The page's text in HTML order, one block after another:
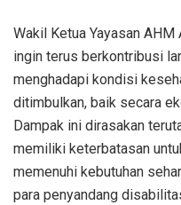
Wakil Ketua Yayasan
ingin terus berkontribusi
menghadapi kondisi
ditimbulkan, baik secara
Dampak ini dirasakan
memiliki keterbatasan
memenuhi kebutuhan
para penyandang